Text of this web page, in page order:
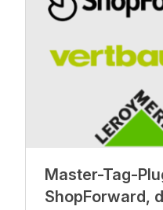
Master-Tag-
ShopForward,